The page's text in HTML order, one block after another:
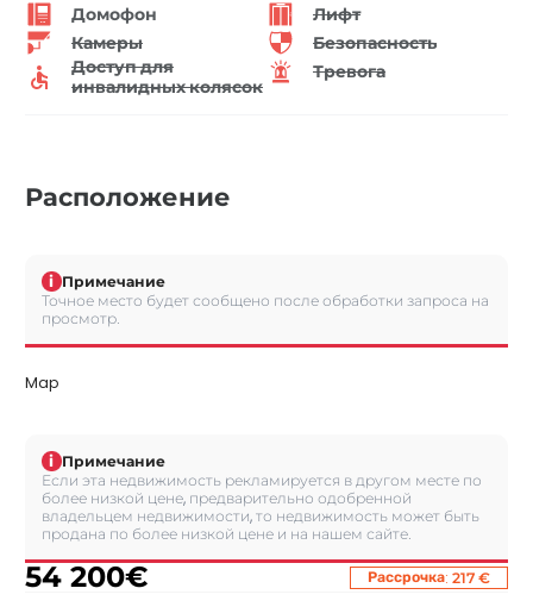
Домофон
Лифт
Камеры
Безопасность
Доступ для
инвалидных колясок
Тревога
Расположение
i Примечание
Точное место будет сообщено после обработки запроса на
просмотр.
Map
i Примечание
Если эта недвижимость рекламируется в другом месте по
более низкой цене, предварительно одобренной
владельцем недвижимости, то недвижимость может быть
продана по более низкой цене и на нашем сайте.
54 200€ Рассрочка: 217 €